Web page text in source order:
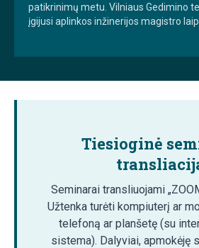
patikrinimų metu. Vilniaus Gedimino
įgijusi aplinkos inžinerijos magistro
Tiesioginė
Seminarai transliuojami
Užtenka turėti kompiuterį ar
telefoną ar planšetę (su
sistema). Dalyviai, apmokėję